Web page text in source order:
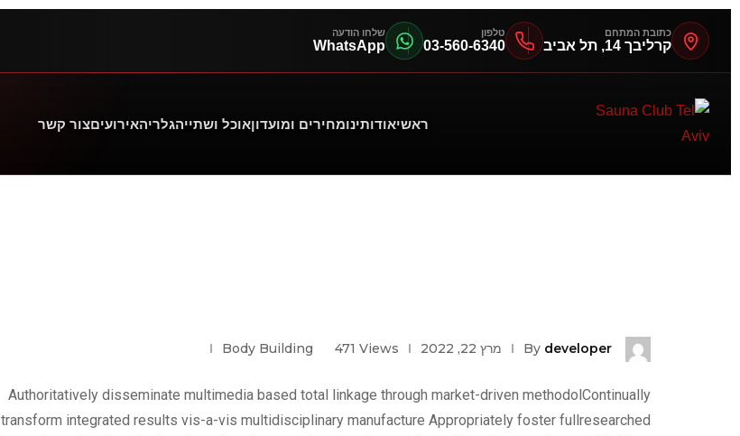
כתובת המתחם
קרליבך 14, תל אביב
טלפון
03-560-6340
שלחו הודעה
WhatsApp
ראשיאודותינומחירים ומועדוןאוכל ושתייהגלריהאירועיםצור קשר
By developer מרץ 22, 2022 Body Building 471 Views
Authoritatively disseminate multimedia based total linkage through market-driven methodolContinually
transform integrated results vis-a-vis multidisciplinary manufacture Appropriately foster fullresearched